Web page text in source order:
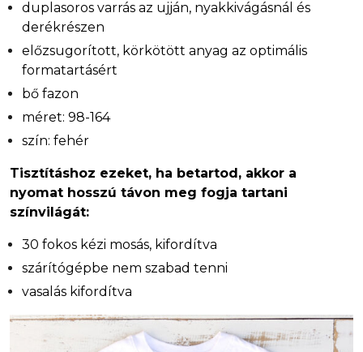
duplasoros varrás az ujján, nyakkivágásnál és
derékrészen
előzsugorított, körkötött anyag az optimális
formatartásért
bő fazon
méret: 98-164
szín: fehér
Tisztításhoz ezeket, ha betartod, akkor a
nyomat hosszú távon meg fogja tartani
színvilágát:
30 fokos kézi mosás, kifordítva
szárítógépbe nem szabad tenni
vasalás kifordítva